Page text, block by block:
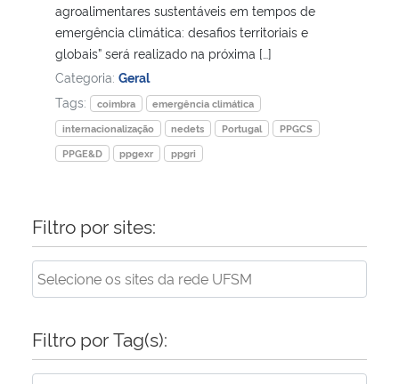
Secretaria de Governo
Gabinete de Segurança Institucional
Advocacia-Geral da União
Planalto
agroalimentares sustentáveis em tempos de
emergência climática: desafios territoriais e
globais” será realizado na próxima […]
Categoria: Geral
Tags:
coimbra
emergência climática
internacionalização
nedets Portugal
PPGCS
PPGE&D
ppgexr ppgri
Filtro por sites:
Filtro por Tag(s):